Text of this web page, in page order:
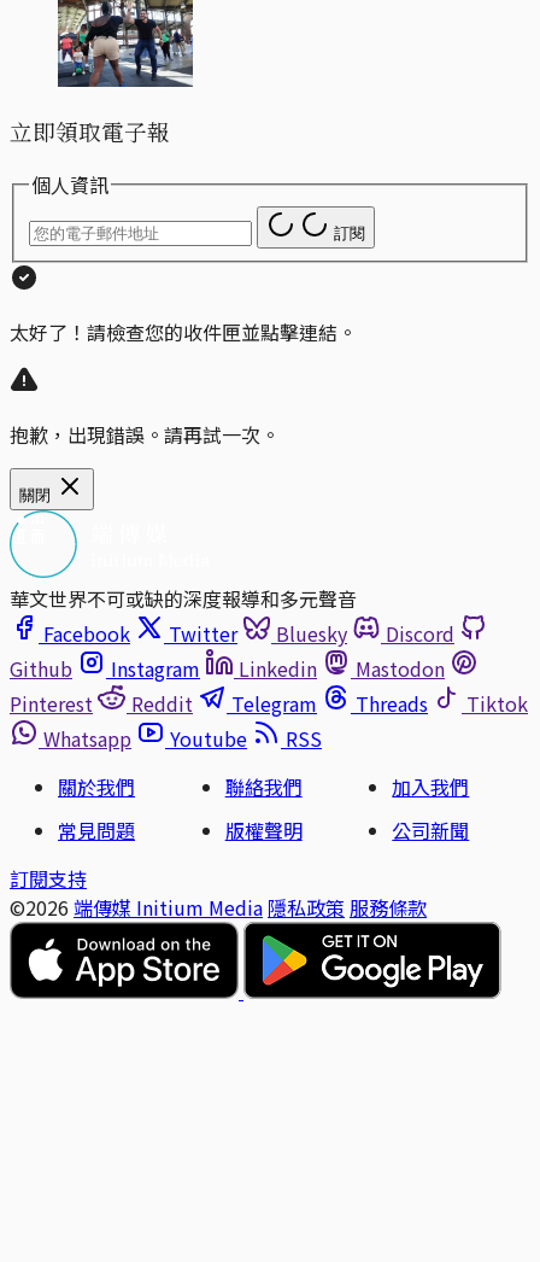
立即領取電子報
個人資訊
訂閱
太好了！請檢查您的收件匣並點擊連結。
抱歉，出現錯誤。請再試一次。
關閉
華文世界不可或缺的深度報導和多元聲音
Facebook
Twitter Bluesky
Discord
Github
Instagram Linkedin
Mastodon
Pinterest
Reddit Telegram Threads
Tiktok
Whatsapp
Youtube
RSS
關於我們
聯絡我們
加入我們
常見問題
版權聲明
公司新聞
訂閱支持
©2026 端傳媒 Initium Media 隱私政策 服務條款